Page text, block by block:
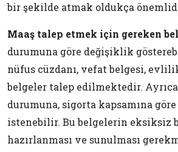
bir şekilde atmak oldukça
Maaş talep etmek için gereken
durumuna göre değişiklik
nüfus cüzdanı, vefat belgesi,
belgeler talep edilmektedir.
durumuna, sigorta kapsamına
istenebilir. Bu belgelerin eksiksiz
hazırlanması ve sunulması